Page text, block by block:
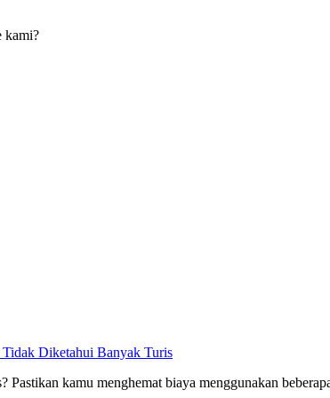
kami?
Tidak Diketahui Banyak Turis
Pastikan kamu menghemat biaya menggunakan